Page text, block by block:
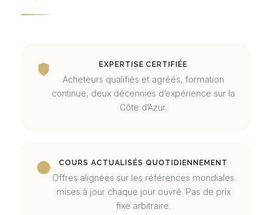
EXPERTISE CERTIFIÉE
Acheteurs qualifiés et agréés, formation
continue, deux décennies d’expérience sur la
Côte d’Azur.
COURS ACTUALISÉS QUOTIDIENNEMENT
Offres alignées sur les références mondiales
mises à jour chaque jour ouvré. Pas de prix
fixe arbitraire.